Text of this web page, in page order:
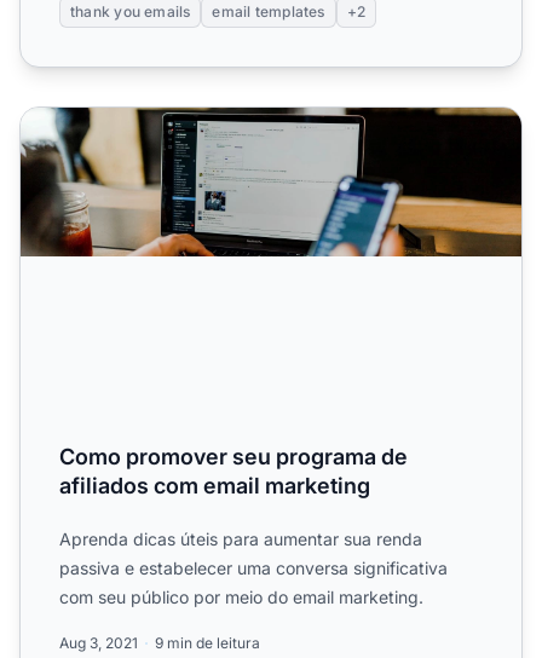
thank you emails email templates +2
Como promover seu programa de afiliados com email
Como promover seu programa de
afiliados com email marketing
Aprenda dicas úteis para aumentar sua renda
passiva e estabelecer uma conversa significativa
com seu público por meio do email marketing.
Aug 3, 2021 9 min de leitura